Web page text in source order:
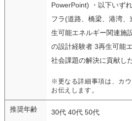
PowerPoint) ・以下いず
フラ(道路、橋梁、港湾
生可能エネルギー関連施
の設計経験者 3再生可能
社会課題の解決に貢献した
※更なる詳細事項は、カ
お伝えします。
推奨年齢 30代 40代 50代